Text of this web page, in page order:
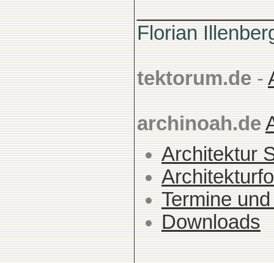
Florian
tektorum.de -
archinoah.de
Architektur
Termine
Downloads